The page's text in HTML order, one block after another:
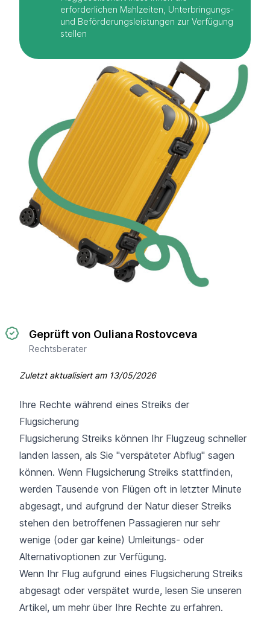
erforderlichen Mahlzeiten, Unterbringungs-
und Beförderungsleistungen zur Verfügung
stellen
Geprüft von Ouliana Rostovceva
Rechtsberater
Zuletzt aktualisiert am 13/05/2026
Ihre Rechte während eines Streiks der
Flugsicherung
Flugsicherung Streiks können Ihr Flugzeug schneller
landen lassen, als Sie "verspäteter Abflug" sagen
können. Wenn Flugsicherung Streiks stattfinden,
werden Tausende von Flügen oft in letzter Minute
abgesagt, und aufgrund der Natur dieser Streiks
stehen den betroffenen Passagieren nur sehr
wenige (oder gar keine) Umleitungs- oder
Alternativoptionen zur Verfügung.
Wenn Ihr Flug aufgrund eines Flugsicherung Streiks
abgesagt oder verspätet wurde, lesen Sie unseren
Artikel, um mehr über Ihre Rechte zu erfahren.